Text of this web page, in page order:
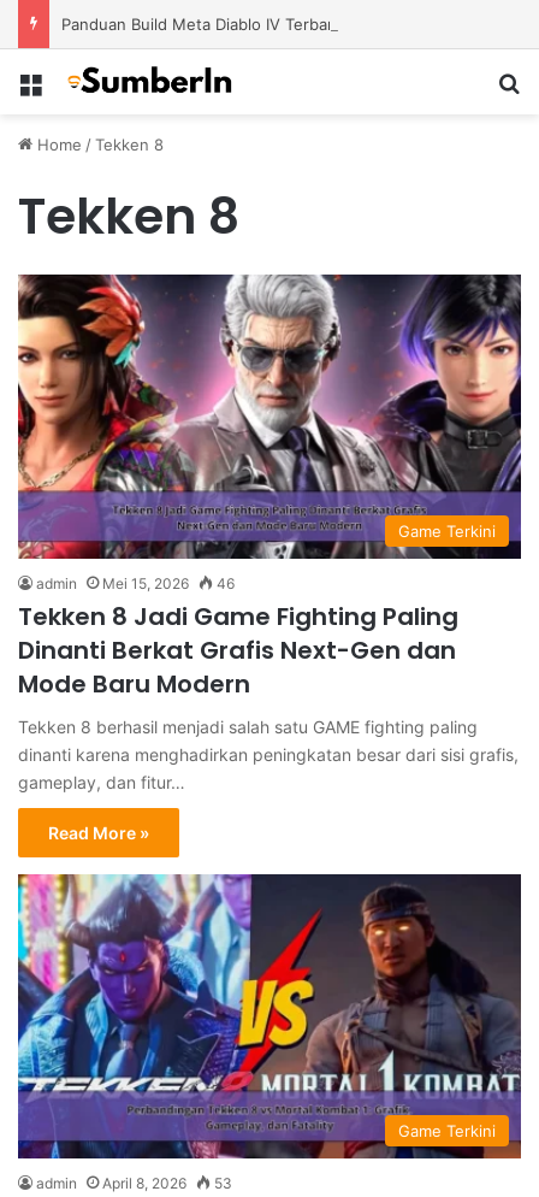
Menu
Home /Tekken 8
Tekken 8
Game Terkini
admin Mei 15, 2026 46
Tekken 8 Jadi Game Fighting Paling
Dinanti Berkat Grafis Next-Gen dan
Mode Baru Modern
Tekken 8 berhasil menjadi salah satu GAME fighting paling
dinanti karena menghadirkan peningkatan besar dari sisi grafis,
gameplay, dan fitur…
Read More »
Game Terkini
admin April 8, 2026 53